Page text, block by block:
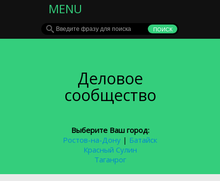
MENU
Деловое
сообщество
Выберите Ваш город:
Ростов-на-Дону | Батайск
Красный Сулин
Таганрог